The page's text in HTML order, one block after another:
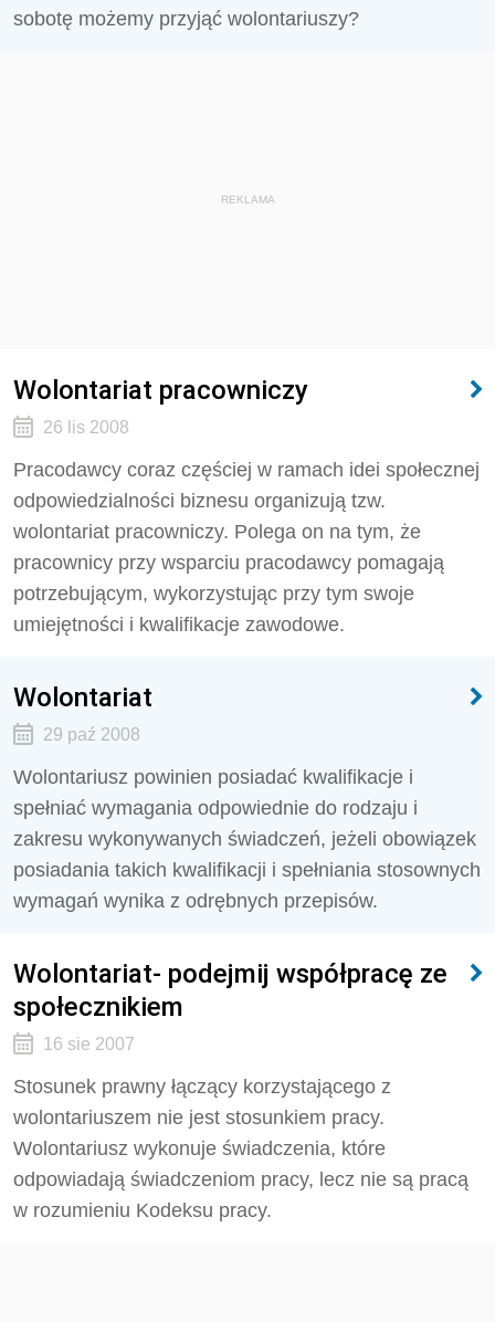
sobotę możemy przyjąć wolontariuszy?
REKLAMA
Wolontariat pracowniczy
26 lis 2008
Pracodawcy coraz częściej w ramach idei społecznej
odpowiedzialności biznesu organizują tzw.
wolontariat pracowniczy. Polega on na tym, że
pracownicy przy wsparciu pracodawcy pomagają
potrzebującym, wykorzystując przy tym swoje
umiejętności i kwalifikacje zawodowe.
Wolontariat
29 paź 2008
Wolontariusz powinien posiadać kwalifikacje i
spełniać wymagania odpowiednie do rodzaju i
zakresu wykonywanych świadczeń, jeżeli obowiązek
posiadania takich kwalifikacji i spełniania stosownych
wymagań wynika z odrębnych przepisów.
Wolontariat- podejmij współpracę ze
społecznikiem
16 sie 2007
Stosunek prawny łączący korzystającego z
wolontariuszem nie jest stosunkiem pracy.
Wolontariusz wykonuje świadczenia, które
odpowiadają świadczeniom pracy, lecz nie są pracą
w rozumieniu Kodeksu pracy.